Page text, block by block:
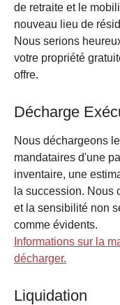
de retraite et le
nouveau lieu de
Nous serions
votre propriété
offre.
Décharge
Nous déchargeons
mandataires d'une
inventaire, une
la succession. Nous
et la sensibilité non
comme évidents.
Informations sur la
décharger.
Liquidation